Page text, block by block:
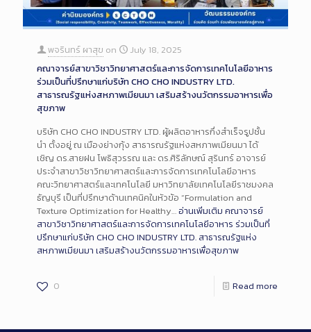
พจรินทร์ ผาสุข on
July 18, 2025
คณาจารย์สาขาวิชาวิทยาศาสตร์และการจัดการเทคโนโลยีอาหาร
ร่วมเป็นที่ปรึกษาแก่บริษัท CHO CHO INDUSTRY LTD.
สาธารณรัฐแห่งสหภาพเมียนมา เสริมสร้างนวัตกรรมอาหารเพื่อ
สุขภาพ
บริษัท CHO CHO INDUSTRY LTD. ผู้ผลิตอาหารกึ่งสำเร็จรูปชั้น
นำ ตั้งอยู่ ณ เมืองย่างกุ้ง สาธารณรัฐแห่งสหภาพเมียนมา ได้
เชิญ ดร.สายฝน โพธิสุวรรณ และ ดร.ศิริลักษณ์ สุรินทร์ อาจารย์
ประจำสาขาวิชาวิทยาศาสตร์และการจัดการเทคโนโลยีอาหาร
คณะวิทยาศาสตร์และเทคโนโลยี มหาวิทยาลัยเทคโนโลยีราชมงคล
ธัญบุรี เป็นที่ปรึกษาด้านเทคนิคในหัวข้อ “Formulation and
Texture Optimization for Healthy…อ่านเพิ่มเติม คณาจารย์
สาขาวิชาวิทยาศาสตร์และการจัดการเทคโนโลยีอาหาร ร่วมเป็นที่
ปรึกษาแก่บริษัท CHO CHO INDUSTRY LTD. สาธารณรัฐแห่ง
สหภาพเมียนมา เสริมสร้างนวัตกรรมอาหารเพื่อสุขภาพ
0 Read more